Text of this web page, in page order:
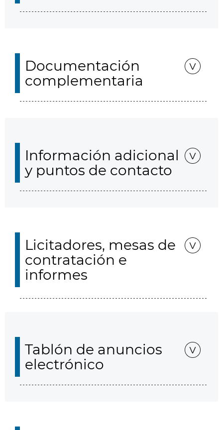
Documentación
complementaria
Información adicional
y puntos de contacto
Licitadores, mesas de
contratación e
informes
Tablón de anuncios
electrónico